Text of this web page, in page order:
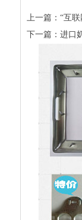
上一篇： “互
下一篇： 进口